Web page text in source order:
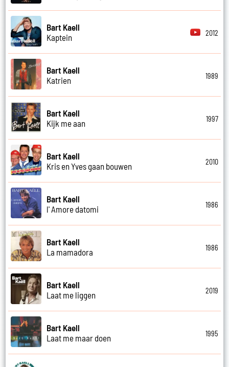
Bart Kaell
Kaptein
2012
Bart Kaell
Katrien
1989
Bart Kaell
Kijk me aan
1997
Bart Kaell
Kris en Yves gaan bouwen
2010
Bart Kaell
l' Amore datomi
1986
Bart Kaell
La mamadora
1986
Bart Kaell
Laat me liggen
2019
Bart Kaell
Laat me maar doen
1995